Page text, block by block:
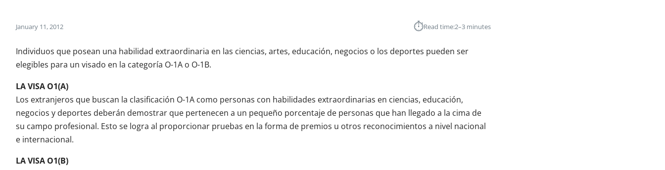
January 11, 2012 ⏱︎Read time:2–3 minutes
Individuos que posean una habilidad extraordinaria en las ciencias, artes, educación, negocios o los deportes pueden ser
elegibles para un visado en la categoría O-1A o O-1B.
LA VISA O1(A)
Los extranjeros que buscan la clasificación O-1A como personas con habilidades extraordinarias en ciencias, educación,
negocios y deportes deberán demostrar que pertenecen a un pequeño porcentaje de personas que han llegado a la cima de
su campo profesional. Esto se logra al proporcionar pruebas en la forma de premios u otros reconocimientos a nivel nacional
e internacional.
LA VISA O1(B)